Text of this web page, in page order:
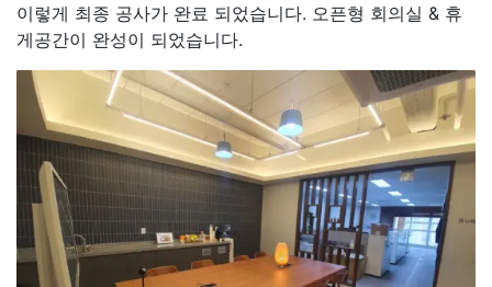
이렇게 최종 공사가 완료 되었습니다. 오픈형 회의실 & 휴
게공간이 완성이 되었습니다.